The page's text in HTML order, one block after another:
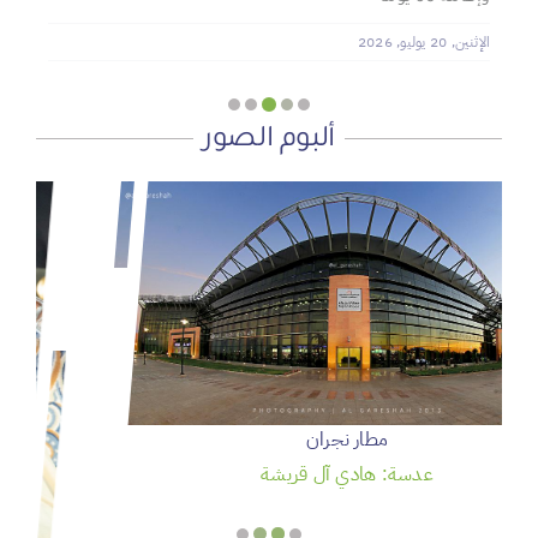
الإثنين, 20 يوليو, 2026
ألبوم الصور